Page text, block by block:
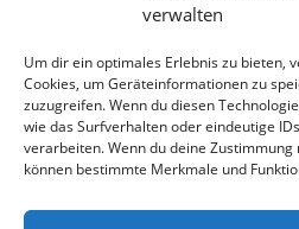
verwalten
Um dir ein optimales Erlebnis zu bieten,
Cookies, um Geräteinformationen zu
zuzugreifen. Wenn du diesen
wie das Surfverhalten oder eindeutige
verarbeiten. Wenn du deine
können bestimmte Merkmale und